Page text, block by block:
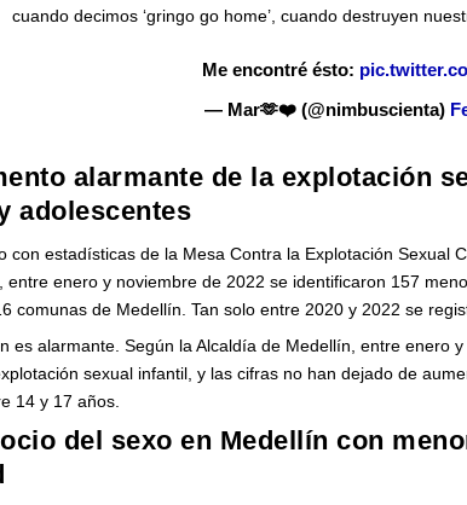
cuando decimos ‘gringo go home’, cuando destruyen
Me encontré ésto:
— Mar🫶❤️ (@nimbuscienta)
alarmante de la explotación
adolescentes
con estadísticas de la Mesa Contra la Explotación Sexual
entre enero y noviembre de 2022 se identificaron 157
comunas de Medellín. Tan solo entre 2020 y 2022 se
es alarmante. Según la Alcaldía de Medellín, entre enero
sexual infantil, y las cifras no han dejado de
14 y 17 años.
del sexo en Medellín con